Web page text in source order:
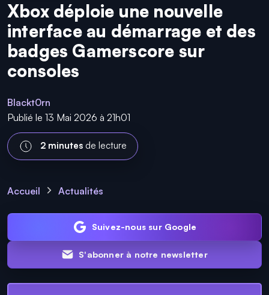
Xbox déploie une nouvelle
interface au démarrage et des
badges Gamerscore sur
consoles
Blackt0rn
Publié le 13 Mai 2026 à 21h01
2 minutes de lecture
Accueil Actualités
Suivez-nous sur Google
S'abonner à notre newsletter